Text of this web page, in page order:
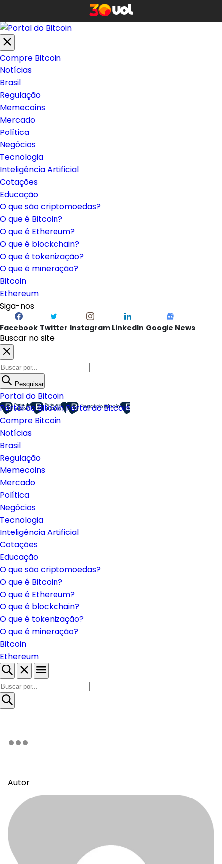
Compre Bitcoin
Notícias
Brasil
Regulação
Memecoins
Mercado
Política
Negócios
Tecnologia
Inteligência Artificial
Cotações
Educação
O que são criptomoedas?
O que é Bitcoin?
O que é Ethereum?
O que é blockchain?
O que é tokenização?
O que é mineração?
Bitcoin
Ethereum
Siga-nos
Facebook Twitter Instagram LinkedIn Google News
Buscar no site
Pesquisar
Portal do Bitcoin
Portal do BitcoinPortal do Bitcoin
Compre Bitcoin
Notícias
Brasil
Regulação
Memecoins
Mercado
Política
Negócios
Tecnologia
Inteligência Artificial
Cotações
Educação
O que são criptomoedas?
O que é Bitcoin?
O que é Ethereum?
O que é blockchain?
O que é tokenização?
O que é mineração?
Bitcoin
Ethereum
Autor